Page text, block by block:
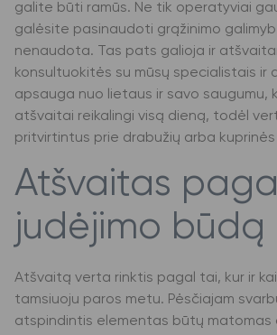
galite būti ramūs. Ne tik operatyviai
galėsite pasinaudoti grąžinimo
nenaudota. Tas pats galioja ir
konsultuokitės su mūsų specialistais ir
apsauga nuo lietaus ir savo saugumu,
atšvaitai reikalingi visą dieną, todėl
pritvirtintus prie drabužių arba kuprinės
Atšvaitas pagal
judėjimo būdą
Atšvaitą verta rinktis pagal tai, kur ir
tamsiuoju paros metu. Pėsčiajam
atspindintis elementas būtų matomas